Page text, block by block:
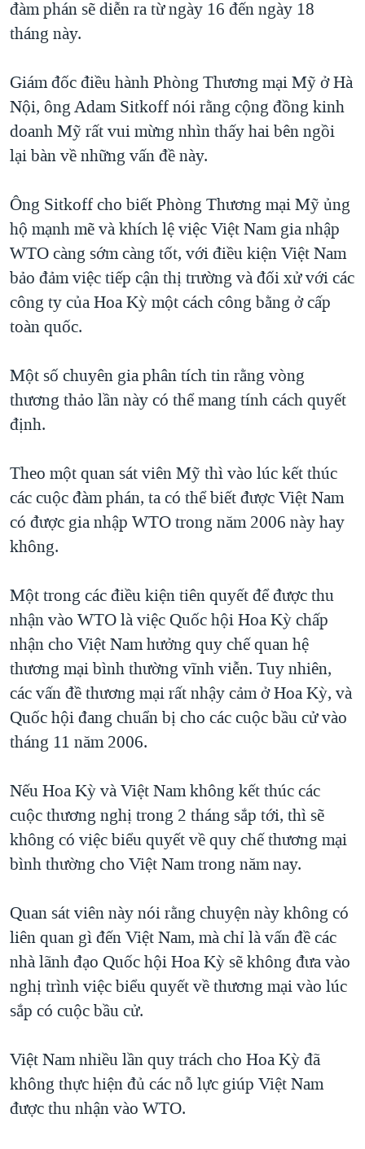
đàm phán sẽ diễn ra từ ngày 16 đến ngày 18
tháng này.
Giám đốc điều hành Phòng Thương mại Mỹ ở Hà
Nội, ông Adam Sitkoff nói rằng cộng đồng kinh
doanh Mỹ rất vui mừng nhìn thấy hai bên ngồi
lại bàn về những vấn đề này.
Ông Sitkoff cho biết Phòng Thương mại Mỹ ủng
hộ mạnh mẽ và khích lệ việc Việt Nam gia nhập
WTO càng sớm càng tốt, với điều kiện Việt Nam
bảo đảm việc tiếp cận thị trường và đối xử với các
công ty của Hoa Kỳ một cách công bằng ở cấp
toàn quốc.
Một số chuyên gia phân tích tin rằng vòng
thương thảo lần này có thể mang tính cách quyết
định.
Theo một quan sát viên Mỹ thì vào lúc kết thúc
các cuộc đàm phán, ta có thể biết được Việt Nam
có được gia nhập WTO trong năm 2006 này hay
không.
Một trong các điều kiện tiên quyết để được thu
nhận vào WTO là việc Quốc hội Hoa Kỳ chấp
nhận cho Việt Nam hưởng quy chế quan hệ
thương mại bình thường vĩnh viễn. Tuy nhiên,
các vấn đề thương mại rất nhậy cảm ở Hoa Kỳ, và
Quốc hội đang chuẩn bị cho các cuộc bầu cử vào
tháng 11 năm 2006.
Nếu Hoa Kỳ và Việt Nam không kết thúc các
cuộc thương nghị trong 2 tháng sắp tới, thì sẽ
không có việc biểu quyết về quy chế thương mại
bình thường cho Việt Nam trong năm nay.
Quan sát viên này nói rằng chuyện này không có
liên quan gì đến Việt Nam, mà chỉ là vấn đề các
nhà lãnh đạo Quốc hội Hoa Kỳ sẽ không đưa vào
nghị trình việc biểu quyết về thương mại vào lúc
sắp có cuộc bầu cử.
Việt Nam nhiều lần quy trách cho Hoa Kỳ đã
không thực hiện đủ các nỗ lực giúp Việt Nam
được thu nhận vào WTO.